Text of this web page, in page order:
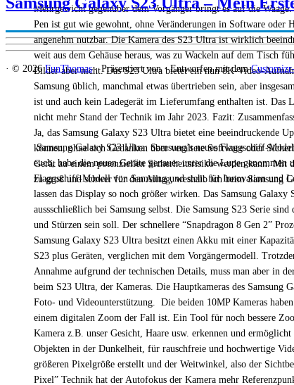
Mehrgewicht gegenüber dem Vorgänger bringt es auf die
Pen ist gut wie gewohnt, ohne Veränderungen in Software
angenehm nutzbar. Die Kamera des S23 Ultra ist wirklich
weit aus dem Gehäuse heraus, was zu Wackeln auf dem Tisch
Bilder aber nicht. Das S23 Ultra bietet ein nun 8K-Video-
Samsung üblich, manchmal etwas übertrieben sein, aber
ist und auch kein Ladegerät im Lieferumfang enthalten ist. Das
nicht mehr Stand der Technik im Jahr 2023. Fazit:
Ja, das Samsung Galaxy S23 Ultra bietet eine beeindruckende
können, ohne sich Gedanken über veraltete Software oder
Gerät zu einem potenziellen Sicherheitsrisiko werden kann. Mit
zu groß und schwer für den Alltag, weshalb ich beim Samsung
Samsung Galaxy S23 Ultra: Samsung’s neues Flaggschiff-
euch, habe die neuen Geräte genauer unter die Lupe
Flaggschiff-Modell von Samsung und steht für Innovation und
lassen das Display so noch größer wirken. Das Samsung
aussschließlich bei Samsung selbst. Die Samsung S23 Serie
und Stürzen sein soll. Der schnellere “Snapdragon 8 Gen 2”
Samsung Galaxy S23 Ultra besitzt einen Akku mit einer
S23 plus Geräten, verglichen mit dem Vorgängermodell.
Annahme aufgrund der technischen Details, muss man aber
beim S23 Ultra, der Kameras. Die Hauptkameras des Samsung
Foto- und Videounterstützung. Die beiden 10MP Kameras
einem digitalen Zoom der Fall ist. Ein Tool für noch bessere
Kamera z.B. unser Gesicht, Haare usw. erkennen und
Objekten in der Dunkelheit, für rauschfreie und hochwertige
größeren Pixelgröße erstellt und der Weitwinkel, also der
Pixel” Technik hat der Autofokus der Kamera mehr
· © 2026 FunThomas·Präsentiert von ·Entworfen mit dem